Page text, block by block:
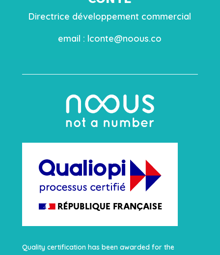
Directrice développement commercial
email : lconte@noous.co
Quality certification has been awarded for the